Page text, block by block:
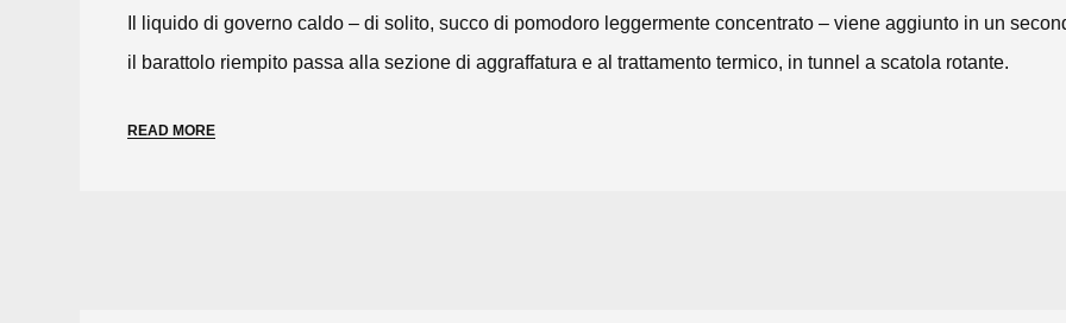
Il liquido di governo caldo – di solito, succo di pomodoro leggermente concentrato – viene aggiunto in un
il barattolo riempito passa alla sezione di aggraffatura e al trattamento termico, in tunnel a scatola rotante.
READ MORE